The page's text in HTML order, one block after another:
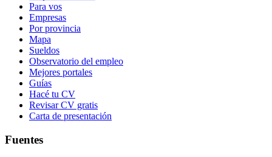
Para vos
Empresas
Por provincia
Mapa
Sueldos
Observatorio del empleo
Mejores portales
Guías
Hacé tu CV
Revisar CV gratis
Carta de presentación
Fuentes